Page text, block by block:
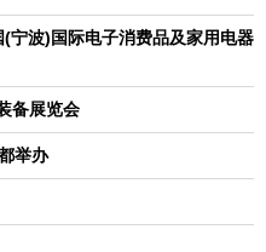
宁波)国际电子消费品及家用电器
备展览会
举办